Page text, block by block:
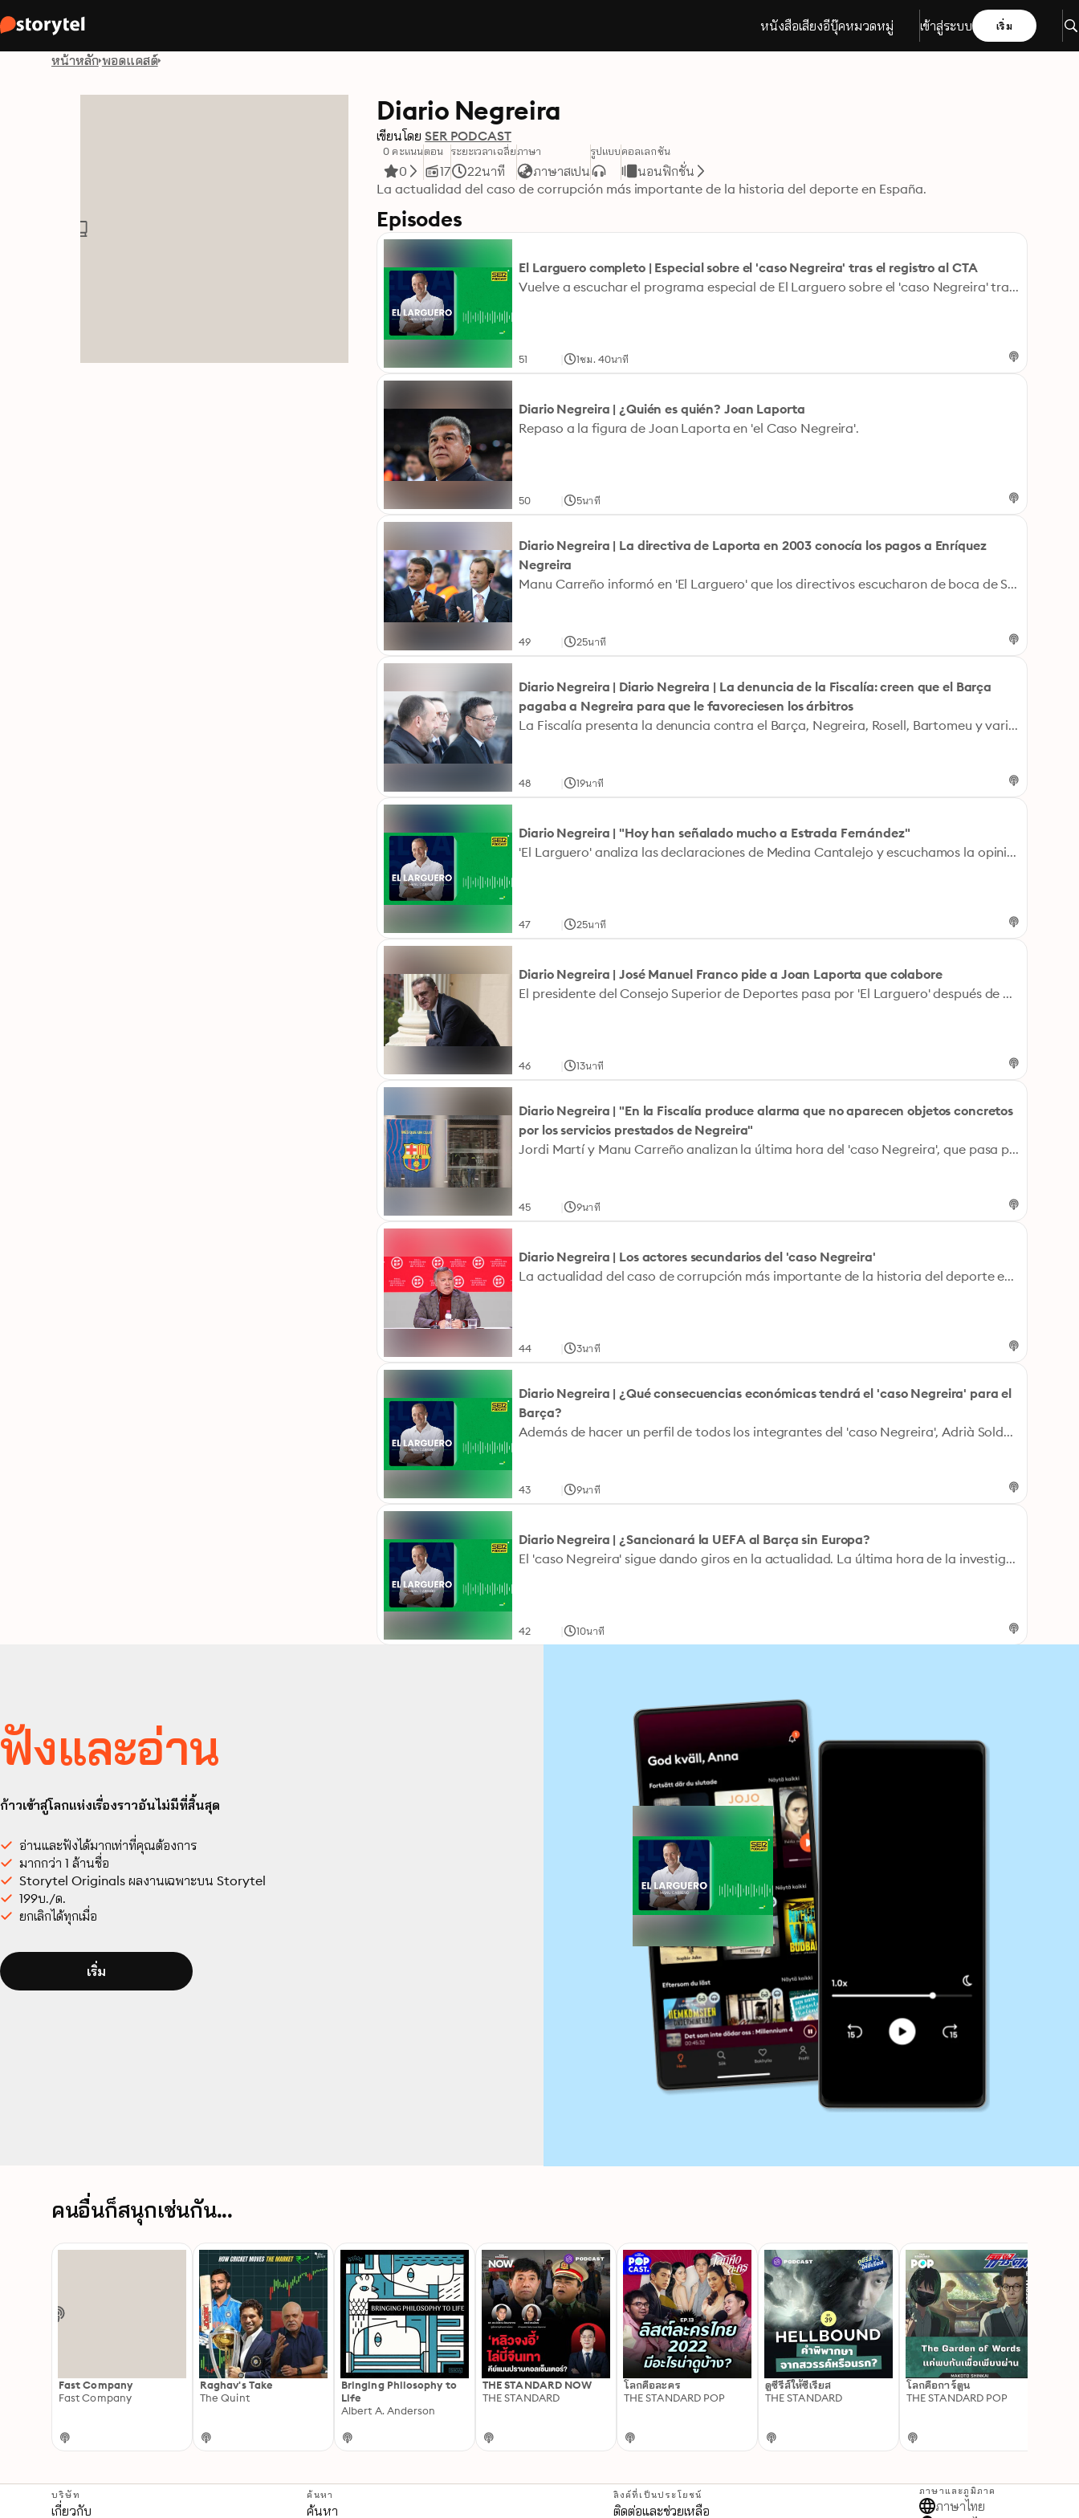
หนังสือเสียงอีบุ๊คหมวดหมู่ เข้าสู่ระบบ เริ่ม
หน้าหลัก พอดแคสต์
Diario Negreira
เขียนโดย SER PODCAST
0 คะแนน
0
ตอน
17
ระยะเวลาเฉลี่ย
22นาที
ภาษา
ภาษาสเปน
รูปแบบคอลเลกชัน
นอนฟิกชั่น
La actualidad del caso de corrupción más importante de la historia del deporte en España.
Episodes
El Larguero completo | Especial sobre el 'caso Negreira' tras el registro al CTA
Vuelve a escuchar el programa especial de El Larguero sobre el 'caso Negreira' tras el registro de la Guardia Civil al CTA en la sede de la RFEF en las Rozas.
51 1ชม. 40นาที
Diario Negreira | ¿Quién es quién? Joan Laporta
Repaso a la figura de Joan Laporta en 'el Caso Negreira'.
50 5นาที
Diario Negreira | La directiva de Laporta en 2003 conocía los pagos a Enríquez
Negreira
Manu Carreño informó en 'El Larguero' que los directivos escucharon de boca de Sandro Rosell este mensaje ratificando los pagos al exnúmero 2 de los árbitros españoles.
49 25นาที
Diario Negreira | Diario Negreira | La denuncia de la Fiscalía: creen que el Barça
pagaba a Negreira para que le favoreciesen los árbitros
La Fiscalía presenta la denuncia contra el Barça, Negreira, Rosell, Bartomeu y varios ejecutivos más por el 'caso Negreira'
48 19นาที
Diario Negreira | "Hoy han señalado mucho a Estrada Fernández"
'El Larguero' analiza las declaraciones de Medina Cantalejo y escuchamos la opinión de Iturralde González al respecto.
47 25นาที
Diario Negreira | José Manuel Franco pide a Joan Laporta que colabore
El presidente del Consejo Superior de Deportes pasa por 'El Larguero' después de que Laporta asegurase que existen pruebas documentales de los servicios de Enríquez Negreira y su hijo al Barça durante su primera etapa como presidente.
46 13นาที
Diario Negreira | "En la Fiscalía produce alarma que no aparecen objetos concretos
por los servicios prestados de Negreira"
Jordi Martí y Manu Carreño analizan la última hora del 'caso Negreira', que pasa por los primeros comunicados de los clubes. Ya se han pronunciado Sevilla y Espanyol, y la SER ha informado del punto de vista del Atlético de Madrid.
45 9นาที
Diario Negreira | Los actores secundarios del 'caso Negreira'
La actualidad del caso de corrupción más importante de la historia del deporte en España.
44 3นาที
Diario Negreira | ¿Qué consecuencias económicas tendrá el 'caso Negreira' para el
Barça?
Además de hacer un perfil de todos los integrantes del 'caso Negreira', Adrià Soldevila desgrana las consecuencias económicas que puede tener este caso para el Barça.
43 9นาที
Diario Negreira | ¿Sancionará la UEFA al Barça sin Europa?
El 'caso Negreira' sigue dando giros en la actualidad. La última hora de la investigación destapada por la Cadena SER tiene como foco principal que la UEFA ha abierto investigación al Barcelona por el 'caso Negreira'. Manu Carreño contó en la portada de 'El Larguero' que el organismo que rige el fútbol europeo quiere que los azulgranas reciban un 'castigo ejemplar' que en el peor de los casos podría llevar al Barcelona fuera de competiciones europeas y fuera de la Champions League. La pregunta que se hizo el director de El Larguero es ¿qué será del Barça si no puede competir en Europa y sobre todo si deja de percibir el dinero que conlleva esta participación?.
42 10นาที
ฟังและอ่าน
ก้าวเข้าสู่โลกแห่งเรื่องราวอันไม่มีที่สิ้นสุด
อ่านและฟังได้มากเท่าที่คุณต้องการ
มากกว่า 1 ล้านชื่อ
Storytel Originals ผลงานเฉพาะบน Storytel
199บ./ด.
ยกเลิกได้ทุกเมื่อ
เริ่ม
คนอื่นก็สนุกเช่นกัน...
Fast Company
Fast Company
Raghav's Take
The Quint
Bringing Philosophy to
Life
Albert A. Anderson
THE STANDARD NOW
THE STANDARD
โลกคือละคร
THE STANDARD POP
ดูซีรีส์ให้ซีเรียส
THE STANDARD
โลกคือการ์ตูน
THE STANDARD POP
บริษัท
เกี่ยวกับ
ค้นหา
ค้นหา
ลิงค์ที่เป็นประโยชน์
ติดต่อและช่วยเหลือ
ภาษาและภูมิภาค
ภาษาไทย